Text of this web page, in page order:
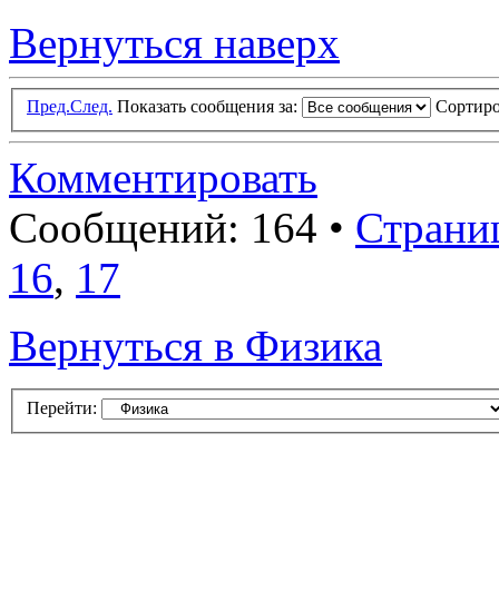
Вернуться наверх
Пред.След. Показать сообщения за:
Комментировать
Сообщений: 164 •
16, 17
Вернуться в Физика
Перейти: